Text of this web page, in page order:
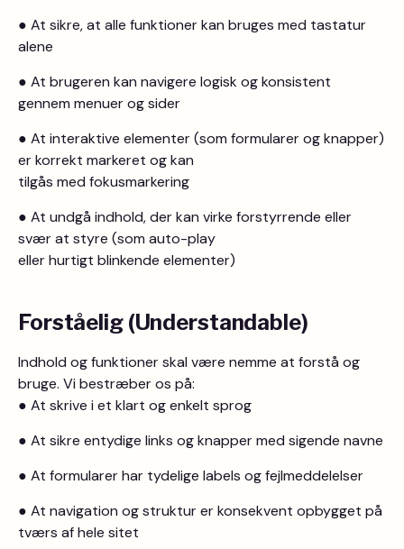
● At sikre, at alle funktioner kan bruges med tastatur
alene
● At brugeren kan navigere logisk og konsistent
gennem menuer og sider
● At interaktive elementer (som formularer og knapper)
er korrekt markeret og kan
tilgås med fokusmarkering
● At undgå indhold, der kan virke forstyrrende eller
svær at styre (som auto-play
eller hurtigt blinkende elementer)
Forståelig (Understandable)
Indhold og funktioner skal være nemme at forstå og
bruge. Vi bestræber os på:
● At skrive i et klart og enkelt sprog
● At sikre entydige links og knapper med sigende navne
● At formularer har tydelige labels og fejlmeddelelser
● At navigation og struktur er konsekvent opbygget på
tværs af hele sitet